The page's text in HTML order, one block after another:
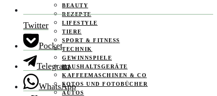
BEAUTY
REZEPTE
LIFESTYLE
TIERE
SPORT & FITNESS
TECHNIK
GEWINNSPIELE
HAUSHALTSGERÄTE
KAFFEEMASCHINEN & CO
FOTOS UND FOTOBÜCHER
AUTOS
Twitter
Pocket
Telegram
WhatsApp